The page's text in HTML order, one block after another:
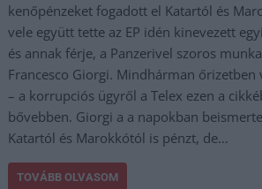
kenőpénzeket fogadott el Katartól és
vele együtt tette az EP idén kinevezett
és annak férje, a Panzerivel szoros
Francesco Giorgi. Mindhárman őrizetben
– a korrupciós ügyről a Telex ezen a
bővebben. Giorgi a a napokban
Katartól és Marokkótól is pénzt, de…
TOVÁBB OLVASOM